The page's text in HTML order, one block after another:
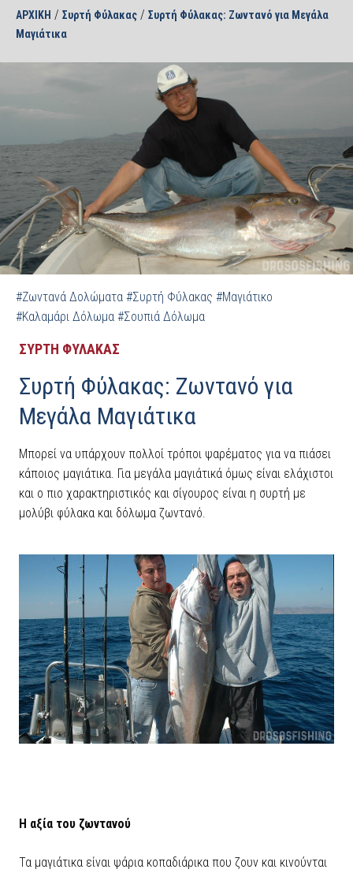
ΑΡΧΙΚΗ / Συρτή Φύλακας / Συρτή Φύλακας: Ζωντανό για Μεγάλα
Μαγιάτικα
#Ζωντανά Δολώματα #Συρτή Φύλακας #Μαγιάτικο
#Καλαμάρι Δόλωμα #Σουπιά Δόλωμα
ΣΥΡΤΗ ΦΥΛΑΚΑΣ
Συρτή Φύλακας: Ζωντανό για
Μεγάλα Μαγιάτικα
Μπορεί να υπάρχουν πολλοί τρόποι ψαρέματος για να πιάσει
κάποιος μαγιάτικα. Για μεγάλα μαγιάτικά όμως είναι ελάχιστοι
και ο πιο χαρακτηριστικός και σίγουρος είναι η συρτή με
μολύβι φύλακα και δόλωμα ζωντανό.
Η αξία του ζωντανού
Τα μαγιάτικα είναι ψάρια κοπαδιάρικα που ζουν και κινούνται